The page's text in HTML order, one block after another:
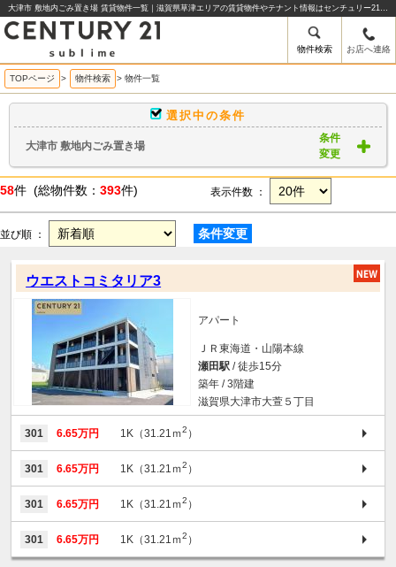
大津市 敷地内ごみ置き場 賃貸物件一覧｜滋賀県草津エリアの賃貸物件やテナント情報はセンチュリー21sublime
物件検索 お店へ連絡
TOPページ > 物件検索 > 物件一覧
選択中の条件
大津市 敷地内ごみ置き場
条件
変更
58件 (総物件数： 393件) 表示件数 ：
並び順 ： 条件変更
ウエストコミタリア3
アパート
ＪＲ東海道・山陽本線
瀬田駅 / 徒歩15分
築年 / 3階建
滋賀県大津市大萱５丁目
301 6.65万円 1K（31.21ｍ2 ）
301 6.65万円 1K（31.21ｍ2 ）
301 6.65万円 1K（31.21ｍ2 ）
301 6.65万円 1K（31.21ｍ2 ）